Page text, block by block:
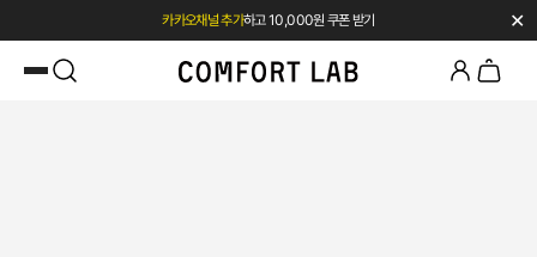
카카오채널 추가하고 10,000원 쿠폰 받기
첫 구매 시 베스트셀러 50% 즉시 할인
✕